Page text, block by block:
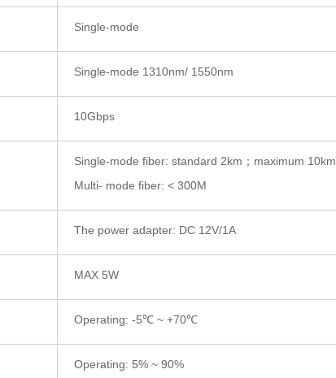
Single-mode
Single-mode 1310nm/ 1550nm
10Gbps
Single-mode fiber: standard 2km；maximum 10km
Multi- mode fiber: < 300M
The power adapter: DC 12V/1A
MAX 5W
Operating: -5℃ ~ +70℃
Operating: 5% ~ 90%